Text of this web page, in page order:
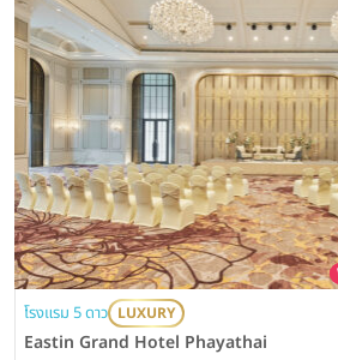
โรงแรม 5 ดาว LUXURY
Eastin Grand Hotel Phayathai